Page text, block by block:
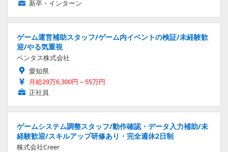
新卒・インターン
ゲーム運営補助スタッフ/ゲーム内イベントの検証/未経験歓
迎/やる気重視
ベンタス株式会社
愛知県
月給29万6,300円～55万円
正社員
ゲームシステム調整スタッフ/動作確認・データ入力補助/未
経験歓迎/スキルアップ研修あり・完全週休2日制
株式会社Creer